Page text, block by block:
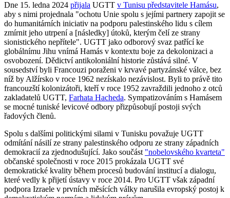
Dne 15. ledna 2024 přijala UGTT v Tunisu představitele Hamásu,
aby s nimi projednala "ochotu Unie spolu s jejími partnery zapojit se
do humanitárních iniciativ na podporu palestinského lidu s cílem
zmírnit jeho utrpení a [následky] útoků, kterým čelí ze strany
sionistického nepřítele". UGTT jako odborový svaz patřící ke
globálnímu Jihu vnímá Hamás v kontextu boje za dekolonizaci a
osvobození. Dědictví antikoloniální historie zůstává silné. V
sousedství byli Francouzi poraženi v krvavé partyzánské válce, bez
níž by Alžírsko v roce 1962 nezískalo nezávislost. Byli to právě tito
francouzští kolonizátoři, kteří v roce 1952 zavraždili jednoho z otců
zakladatelů UGTT, Farhata Hacheda. Sympatizováním s Hamásem
se mocné tuniské levicové odbory přizpůsobují postoji svých
řadových členů.
Spolu s dalšími politickými silami v Tunisku považuje UGTT
odmítání násilí ze strany palestinského odporu ze strany západních
demokracií za zjednodušující. Jako součást "nobelovského kvarteta"
občanské společnosti v roce 2015 prokázala UGTT své
demokratické kvality během procesů budování institucí a dialogu,
které vedly k přijetí ústavy v roce 2014. Pro UGTT však západní
podpora Izraele v prvních měsících války narušila evropský postoj k